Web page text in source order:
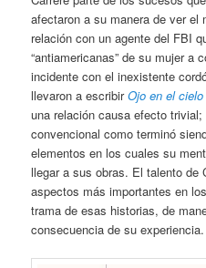
afectaron a su manera de ver
relación con un agente del FBI
“antiamericanas” de su mujer a
incidente con el inexistente
llevaron a escribirOjo en el cielo
una relación causa efecto
convencional como terminó
elementos en los cuales su
llegar a sus obras. El talento de
aspectos más importantes en
trama de esas historias, de
consecuencia de su experiencia.